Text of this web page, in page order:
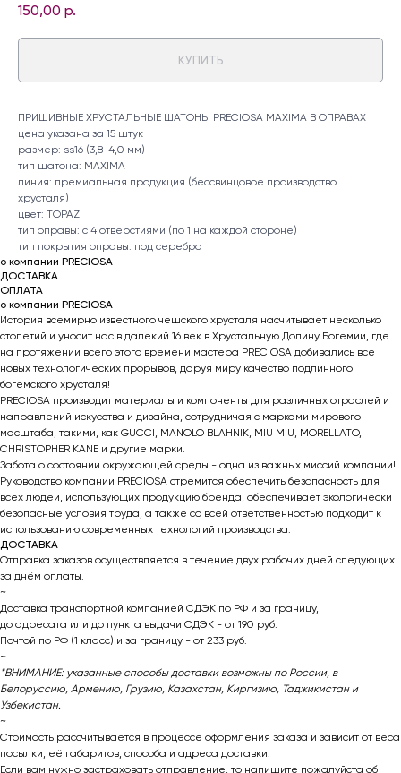
150,00 р.
КУПИТЬ
ПРИШИВНЫЕ ХРУСТАЛЬНЫЕ ШАТОНЫ PRECIOSA MAXIMA В ОПРАВАХ
цена указана за 15 штук
размер: ss16 (3,8-4,0 мм)
тип шатона: MAXIMA
линия: премиальная продукция (бессвинцовое производство
хрусталя)
цвет: TOPAZ
тип оправы: с 4 отверстиями (по 1 на каждой стороне)
тип покрытия оправы: под серебро
о компании PRECIOSA
ДОСТАВКА
ОПЛАТА
о компании PRECIOSA
История всемирно известного чешского хрусталя насчитывает несколько
столетий и уносит нас в далекий 16 век в Хрустальную Долину Богемии, где
на протяжении всего этого времени мастера PRECIOSA добивались все
новых технологических прорывов, даруя миру качество подлинного
богемского хрусталя!
PRECIOSA производит материалы и компоненты для различных отраслей и
направлений искусства и дизайна, сотрудничая с марками мирового
масштаба, такими, как GUCCI, MANOLO BLAHNIK, MIU MIU, MORELLATO,
CHRISTOPHER KANE и другие марки.
Забота о состоянии окружающей среды - одна из важных миссий компании!
Руководство компании PRECIOSA стремится обеспечить безопасность для
всех людей, использующих продукцию бренда, обеспечивает экологически
безопасные условия труда, а также со всей ответственностью подходит к
использованию современных технологий производства.
ДОСТАВКА
Отправка заказов осуществляется в течение двух рабочих дней следующих
за днём оплаты.
~
Доставка транспортной компанией СДЭК по РФ и за границу,
до адресата или до пункта выдачи СДЭК - от 190 руб.
Почтой по РФ (1 класс) и за границу - от 233 руб.
~
*ВНИМАНИЕ: указанные способы доставки возможны по России, в
Белоруссию, Армению, Грузию, Казахстан, Киргизию, Таджикистан и
Узбекистан.
~
Стоимость рассчитывается в процессе оформления заказа и зависит от веса
посылки, её габаритов, способа и адреса доставки.
Если вам нужно застраховать отправление, то напишите пожалуйста об